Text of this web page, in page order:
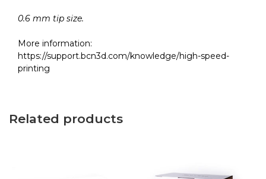
0.6 mm tip size.
More information:
https://support.bcn3d.com/knowledge/high-speed-
printing
Related products